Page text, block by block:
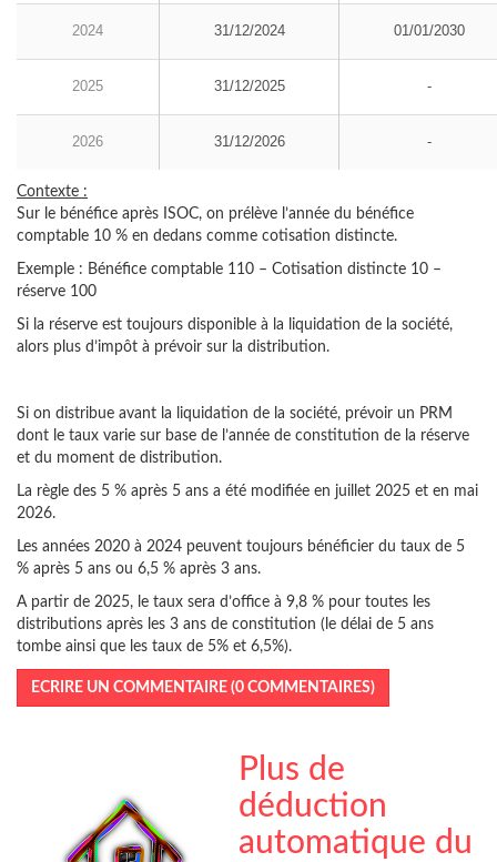
2024 31/12/2024 01/01/2030
2025 31/12/2025 -
2026 31/12/2026 -
Contexte :
Sur le bénéfice après ISOC, on prélève l’année du bénéfice
comptable 10 % en dedans comme cotisation distincte.
Exemple : Bénéfice comptable 110 – Cotisation distincte 10 –
réserve 100
Si la réserve est toujours disponible à la liquidation de la société,
alors plus d’impôt à prévoir sur la distribution.
Si on distribue avant la liquidation de la société, prévoir un PRM
dont le taux varie sur base de l’année de constitution de la réserve
et du moment de distribution.
La règle des 5 % après 5 ans a été modifiée en juillet 2025 et en mai
2026.
Les années 2020 à 2024 peuvent toujours bénéficier du taux de 5
% après 5 ans ou 6,5 % après 3 ans.
A partir de 2025, le taux sera d’office à 9,8 % pour toutes les
distributions après les 3 ans de constitution (le délai de 5 ans
tombe ainsi que les taux de 5% et 6,5%).
ECRIRE UN COMMENTAIRE (0 COMMENTAIRES)
Plus de
déduction
automatique du